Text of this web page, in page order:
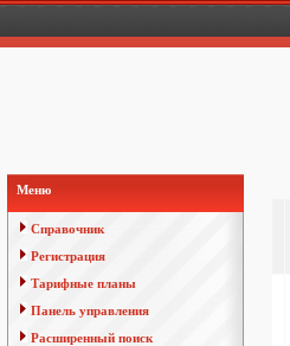
Меню
Справочник
Регистрация
Тарифные планы
Панель управления
Расширенный поиск